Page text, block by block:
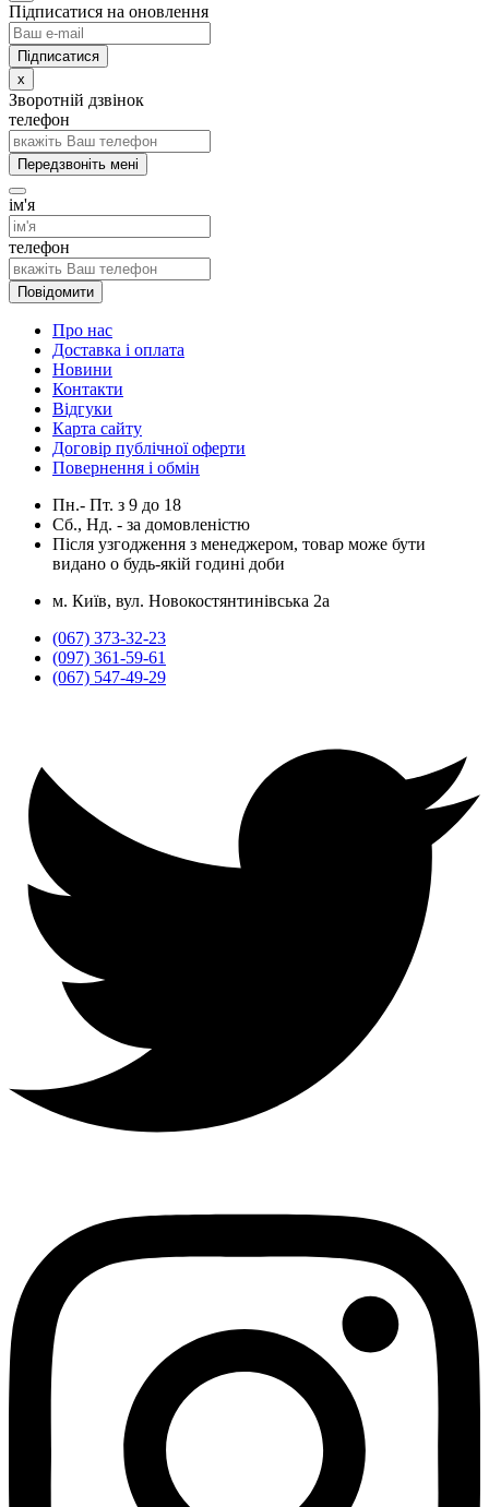
Підписатися на оновлення
x
Зворотній дзвінок
телефон
Передзвоніть мені
ім'я
телефон
Повідомити
Про нас
Доставка і оплата
Новини
Контакти
Відгуки
Карта сайту
Договір публічної оферти
Повернення і обмін
Пн.- Пт. з 9 до 18
Сб., Нд. - за домовленістю
Після узгодження з менеджером, товар може бути
видано о будь-якій годині доби
м. Київ, вул. Новокостянтинівська 2а
(067) 373-32-23
(097) 361-59-61
(067) 547-49-29